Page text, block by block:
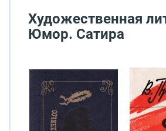
Художественная
Юмор. Сатира